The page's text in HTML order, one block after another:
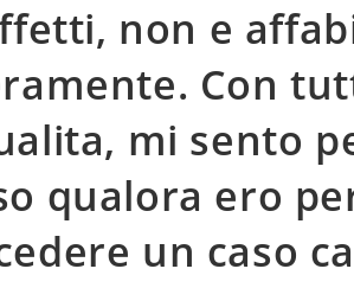
non e
Con
mi sento
qualora ero
un caso